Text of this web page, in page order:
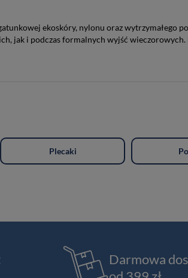
ekoskóry, nylonu oraz wytrzymałego
jak i podczas formalnych wyjść
Plecaki
Darmowa